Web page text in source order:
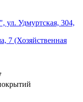
ул. Удмуртская, 304,
7 (Хозяйственная